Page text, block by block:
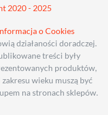
2020 - 2025
o Cookies
działaności doradczej.
treści były
produktów,
wieku muszą być
na stronach sklepów.